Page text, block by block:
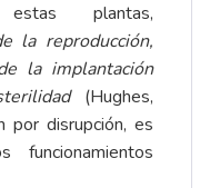
estas plantas,
la reproducción,
la implantación
(Hughes,
disrupción, es
funcionamientos